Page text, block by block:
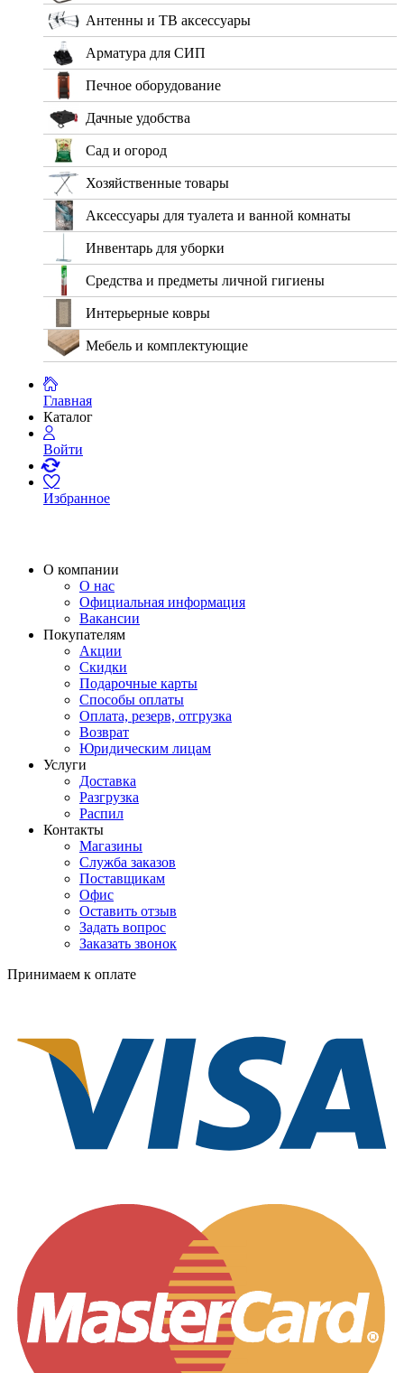
Антенны и ТВ аксессуары
Арматура для СИП
Печное оборудование
Дачные удобства
Сад и огород
Хозяйственные товары
Аксессуары для туалета и ванной комнаты
Инвентарь для уборки
Средства и предметы личной гигиены
Интерьерные ковры
Мебель и комплектующие
Главная
Каталог
Войти
Избранное
О компании
О нас
Официальная информация
Вакансии
Покупателям
Акции
Скидки
Подарочные карты
Способы оплаты
Оплата, резерв, отгрузка
Возврат
Юридическим лицам
Услуги
Доставка
Разгрузка
Распил
Контакты
Магазины
Служба заказов
Поставщикам
Офис
Оставить отзыв
Задать вопрос
Заказать звонок
Принимаем к оплате